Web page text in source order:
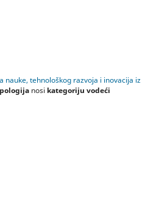
nauke, tehnološkog razvoja i inovacija iz
nosi kategoriju vodeći